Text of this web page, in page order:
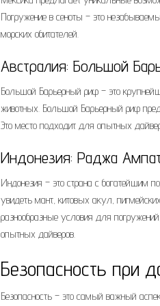
Погружение в сеноты – это
морских обитателей.
Австралия: Большой
Большой Барьерный риф – это
животных. Большой Барьерный риф
Это место подходит для опытных
Индонезия: Раджа
Индонезия – это страна с богатейшим
увидеть мант, китовых акул,
разнообразные условия для
опытных дайверов.
Безопасность при
Безопасность – это самый важный